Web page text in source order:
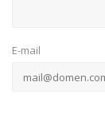
E-mail